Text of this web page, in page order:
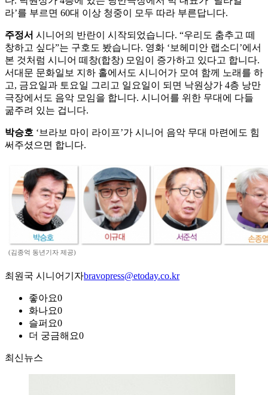
라’를 부르면 60대 이상 청중이 모두 따라 부른답니다.
주정서 시니어의 반란이 시작되었습니다. “우리도 춤추고 떼
창하고 싶다”는 구호도 봤습니다. 영화 ‘보헤미안 랩소디’에서
본 것처럼 시니어 떼창(합창) 모임이 증가하고 있다고 합니다.
서대문 문화일보 지하 홀에서도 시니어가 모여 함께 노래를 하
고, 금요일과 토요일 그리고 일요일이 되면 낙원상가 4층 낭만
극장에서도 음악 모임을 합니다. 시니어를 위한 무대에 다들
굶주려 있는 겁니다.
박승호 ‘브라보 마이 라이프’가 시니어 음악 무대 마련에도 힘
써주셨으면 합니다.
(김종억 동년기자 제공)
최원국 시니어기자bravopress@etoday.co.kr
좋아요0
화나요0
슬퍼요0
더 궁금해요0
최신뉴스